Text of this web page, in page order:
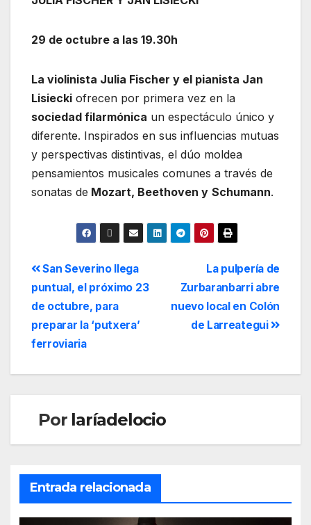
29 de octubre a las 19.30h
La violinista Julia Fischer y el pianista Jan
Lisiecki ofrecen por primera vez en la
sociedad filarmónica un espectáculo único y
diferente. Inspirados en sus influencias mutuas
y perspectivas distintivas, el dúo moldea
pensamientos musicales comunes a través de
sonatas de Mozart, Beethoven y Schumann.
La pulpería de
Zurbaranbarri abre
nuevo local en Colón
de Larreategui
San Severino llega
puntual, el próximo 23
de octubre, para
preparar la ‘putxera’
ferroviaria
Por laríadelocio
Entrada relacionada